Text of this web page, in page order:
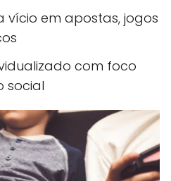
vício em apostas, jogos
com foco
social